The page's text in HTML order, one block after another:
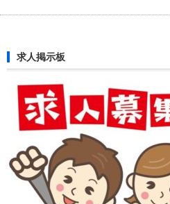
求人掲示板